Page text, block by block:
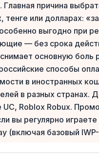
причина
тенге или долларах:
выгодно при
— без срока
основную боль
способы
в иностранных
в разных странах.
UC, Roblox Robux.
вы регулярно
(включая базовый